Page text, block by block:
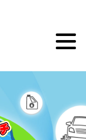
toggle